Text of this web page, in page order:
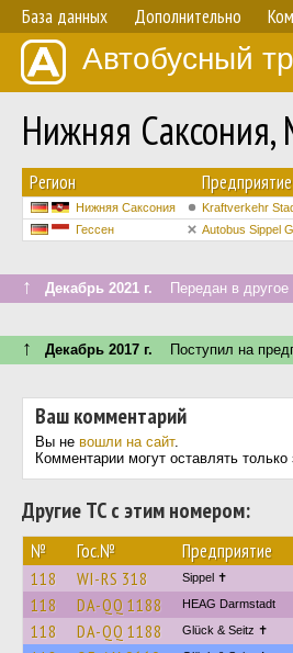
База данных Дополнительно
Автобусный
Нижняя
Регион Предприятие
Нижняя Саксония Kraftverkehr
Гессен Autobus Sippel
↑ Декабрь 2021 г. Передан в другое
↑ Декабрь 2017 г. Поступил на
Ваш комментарий
Вы не вошли на сайт.
Комментарии могут оставлять
Другие ТС с этим номером:
№ Гос.№ Предприятие
118 WI-RS 318 Sippel ✝︎
118 DA-QQ 1188 HEAG Darmstadt
118 DA-QQ 1188 Glück & Seitz ✝